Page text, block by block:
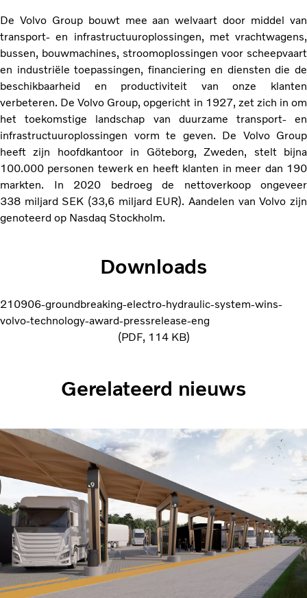
De Volvo Group bouwt mee aan welvaart door middel van
transport- en infrastructuuroplossingen, met vrachtwagens,
bussen, bouwmachines, stroomoplossingen voor scheepvaart
en industriële toepassingen, financiering en diensten die de
beschikbaarheid en productiviteit van onze klanten
verbeteren. De Volvo Group, opgericht in 1927, zet zich in om
het toekomstige landschap van duurzame transport- en
infrastructuuroplossingen vorm te geven. De Volvo Group
heeft zijn hoofdkantoor in Göteborg, Zweden, stelt bijna
100.000 personen tewerk en heeft klanten in meer dan 190
markten. In 2020 bedroeg de nettoverkoop ongeveer
338 miljard SEK (33,6 miljard EUR). Aandelen van Volvo zijn
genoteerd op Nasdaq Stockholm.
Downloads
210906-groundbreaking-electro-hydraulic-system-wins-
volvo-technology-award-pressrelease-eng
PDF 114 KB
Gerelateerd nieuws